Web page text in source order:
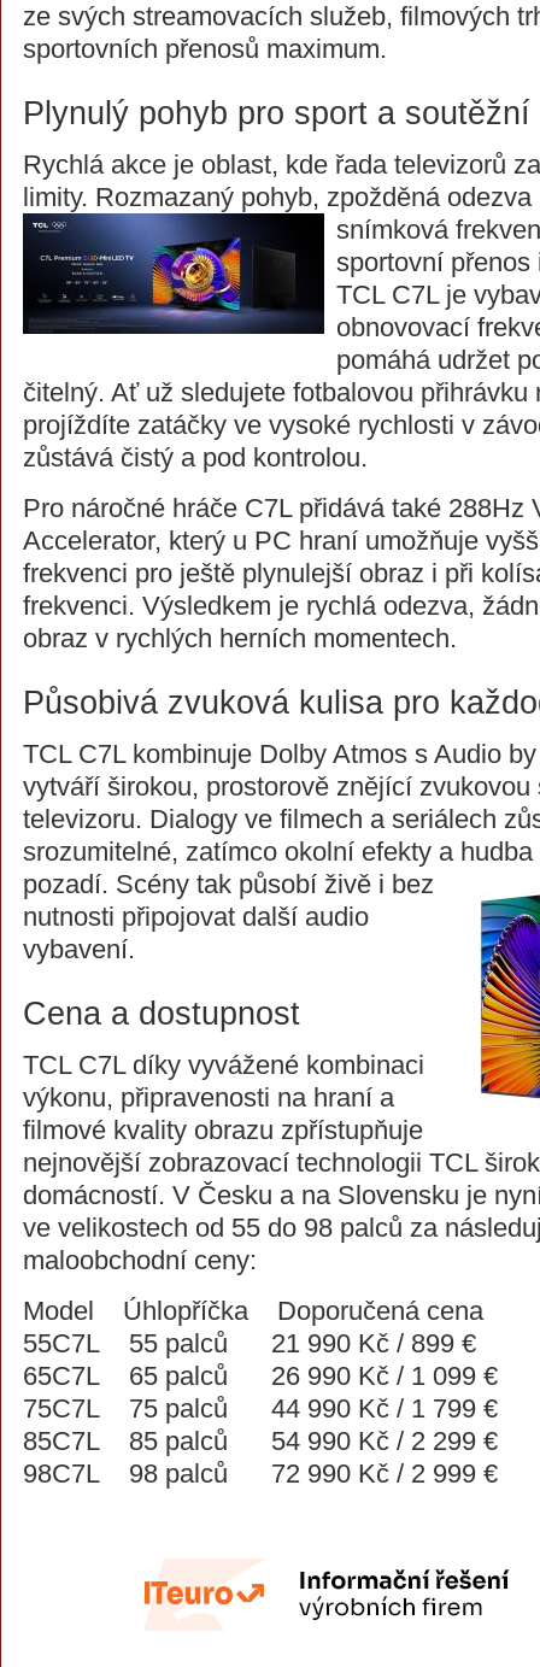
ze svých streamovacích služeb, filmových
sportovních přenosů maximum.
Plynulý pohyb pro sport a
Rychlá akce je oblast, kde řada televizorů
limity. Rozmazaný pohyb, zpožděná odezva
snímková
sportovní
TCL C7L je
obnovovací
pomáhá udržet
čitelný. Ať už sledujete fotbalovou přihrávku
projíždíte zatáčky ve vysoké rychlosti v
zůstává čistý a pod kontrolou.
Pro náročné hráče C7L přidává také 288Hz
Accelerator, který u PC hraní umožňuje
frekvenci pro ještě plynulejší obraz i při
frekvenci. Výsledkem je rychlá odezva,
obraz v rychlých herních momentech.
Působivá zvuková kulisa pro
TCL C7L kombinuje Dolby Atmos s Audio
vytváří širokou, prostorově znějící zvukovou
televizoru. Dialogy ve filmech a seriálech
srozumitelné, zatímco okolní efekty a hudba
pozadí. Scény tak působí živě i bez
nutnosti připojovat další audio
vybavení.
Cena a dostupnost
TCL C7L díky vyvážené kombinaci
výkonu, připravenosti na hraní a
filmové kvality obrazu zpřístupňuje
nejnovější zobrazovací technologii TCL
domácností. V Česku a na Slovensku je
ve velikostech od 55 do 98 palců za
maloobchodní ceny:
Model Úhlopříčka Doporučená cena
55C7L 55 palců 21 990 Kč / 899 €
65C7L 65 palců 26 990 Kč / 1 099 €
75C7L 75 palců 44 990 Kč / 1 799 €
85C7L 85 palců 54 990 Kč / 2 299 €
98C7L 98 palců 72 990 Kč / 2 999 €